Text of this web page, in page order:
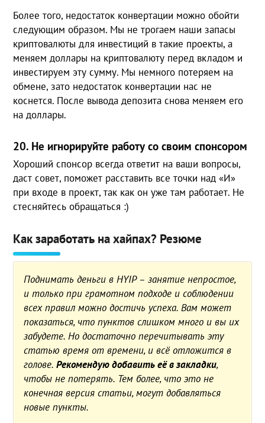
Более того, недостаток конвертации можно обойти
следующим образом. Мы не трогаем наши запасы
криптовалюты для инвестиций в такие проекты, а
меняем доллары на криптовалюту перед вкладом и
инвестируем эту сумму. Мы немного потеряем на
обмене, зато недостаток конвертации нас не
коснется. После вывода депозита снова меняем его
на доллары.
20. Не игнорируйте работу со своим спонсором
Хороший спонсор всегда ответит на ваши вопросы,
даст совет, поможет расставить все точки над «И»
при входе в проект, так как он уже там работает. Не
стесняйтесь обращаться :)
Как заработать на хайпах? Резюме
Поднимать деньги в HYIP – занятие непростое,
и только при грамотном подходе и соблюдении
всех правил можно достичь успеха. Вам может
показаться, что пунктов слишком много и вы их
забудете. Но достаточно перечитывать эту
статью время от времени, и всё отложится в
голове.Рекомендую добавить её в закладки,
чтобы не потерять. Тем более, что это не
конечная версия статьи, могут добавляться
новые пункты.